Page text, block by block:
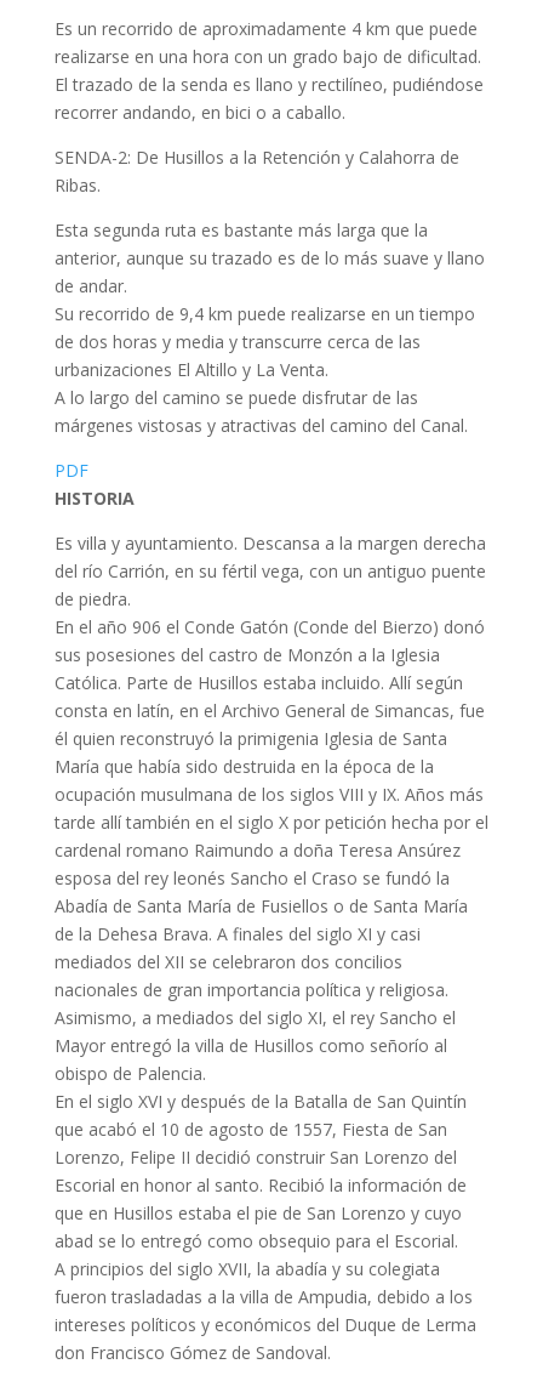
Es un recorrido de aproximadamente 4 km que puede
realizarse en una hora con un grado bajo de dificultad.
El trazado de la senda es llano y rectilíneo, pudiéndose
recorrer andando, en bici o a caballo.
SENDA-2: De Husillos a la Retención y Calahorra de
Ribas.
Esta segunda ruta es bastante más larga que la
anterior, aunque su trazado es de lo más suave y llano
de andar.
Su recorrido de 9,4 km puede realizarse en un tiempo
de dos horas y media y transcurre cerca de las
urbanizaciones El Altillo y La Venta.
A lo largo del camino se puede disfrutar de las
márgenes vistosas y atractivas del camino del Canal.
PDF
HISTORIA
Es villa y ayuntamiento. Descansa a la margen derecha
del río Carrión, en su fértil vega, con un antiguo puente
de piedra.
En el año 906 el Conde Gatón (Conde del Bierzo) donó
sus posesiones del castro de Monzón a la Iglesia
Católica. Parte de Husillos estaba incluido. Allí según
consta en latín, en el Archivo General de Simancas, fue
él quien reconstruyó la primigenia Iglesia de Santa
María que había sido destruida en la época de la
ocupación musulmana de los siglos VIII y IX. Años más
tarde allí también en el siglo X por petición hecha por el
cardenal romano Raimundo a doña Teresa Ansúrez
esposa del rey leonés Sancho el Craso se fundó la
Abadía de Santa María de Fusiellos o de Santa María
de la Dehesa Brava. A finales del siglo XI y casi
mediados del XII se celebraron dos concilios
nacionales de gran importancia política y religiosa.
Asimismo, a mediados del siglo XI, el rey Sancho el
Mayor entregó la villa de Husillos como señorío al
obispo de Palencia.
En el siglo XVI y después de la Batalla de San Quintín
que acabó el 10 de agosto de 1557, Fiesta de San
Lorenzo, Felipe II decidió construir San Lorenzo del
Escorial en honor al santo. Recibió la información de
que en Husillos estaba el pie de San Lorenzo y cuyo
abad se lo entregó como obsequio para el Escorial.
A principios del siglo XVII, la abadía y su colegiata
fueron trasladadas a la villa de Ampudia, debido a los
intereses políticos y económicos del Duque de Lerma
don Francisco Gómez de Sandoval.